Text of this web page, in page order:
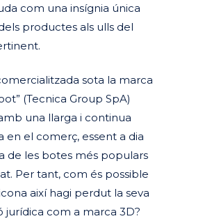
com una insígnia única
productes als ulls del
sota la marca
(Tecnica Group SpA)
una llarga i continua
en el comerç, essent a dia
de les botes més populars
Per tant, com és possible
així hagi perdut la seva
jurídica com a marca 3D?